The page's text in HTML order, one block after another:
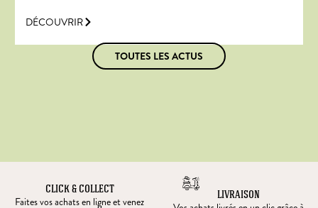
DÉCOUVRIR
TOUTES LES ACTUS
CLICK & COLLECT
Faites vos achats en ligne et venez
LIVRAISON